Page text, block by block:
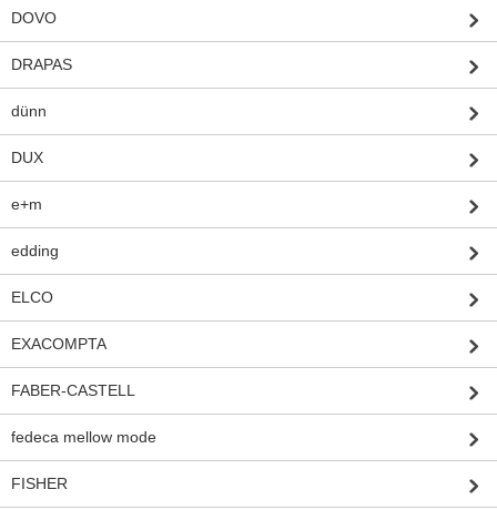
DOVO
DRAPAS
dünn
DUX
e+m
edding
ELCO
EXACOMPTA
FABER-CASTELL
fedeca mellow mode
FISHER